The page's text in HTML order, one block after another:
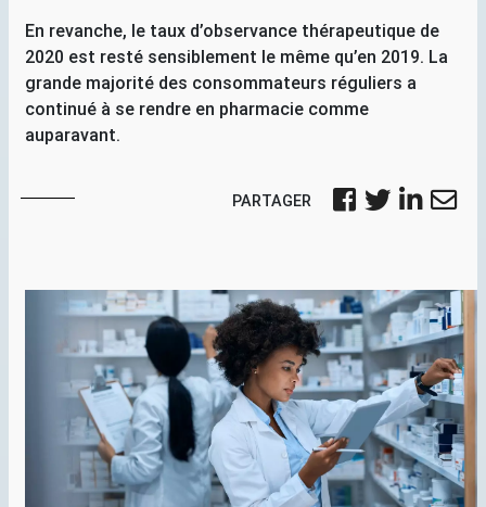
En revanche, le taux d’observance thérapeutique de
2020 est resté sensiblement le même qu’en 2019. La
grande majorité des consommateurs réguliers a
continué à se rendre en pharmacie comme
auparavant.
PARTAGER